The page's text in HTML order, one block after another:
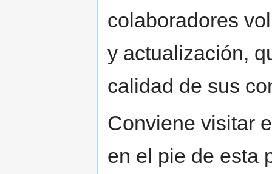
colaboradores
y actualización,
calidad de sus
Conviene visitar
en el pie de esta